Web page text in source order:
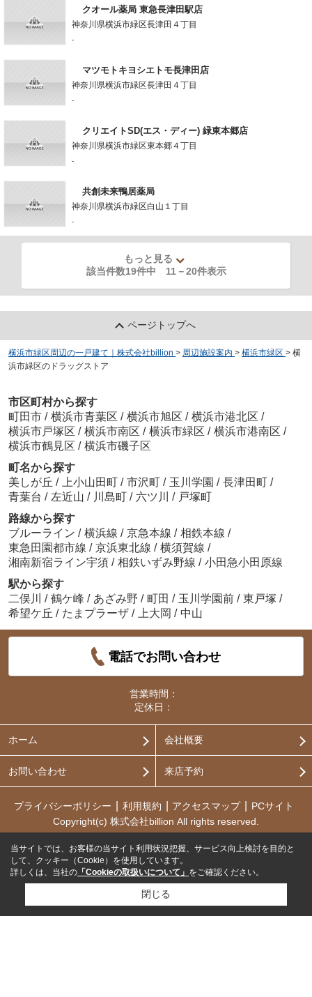
クオール薬局 東急長津田駅店
神奈川県横浜市緑区長津田４丁目
-
マツモトキヨシエトモ長津田店
神奈川県横浜市緑区長津田４丁目
-
クリエイトSD(エス・ディー) 緑東本郷店
神奈川県横浜市緑区東本郷４丁目
-
共創未来鴨居薬局
神奈川県横浜市緑区白山１丁目
-
もっと見る
該当件数19件中 11 －20件表示
ページトップへ
横浜市緑区周辺の一戸建て｜株式会社billion > 周辺施設案内 > 横浜市緑区 > 横
浜市緑区のドラッグストア
市区町村から探す
町田市 / 横浜市青葉区 / 横浜市旭区 / 横浜市港北区 /
横浜市戸塚区 / 横浜市南区 / 横浜市緑区 / 横浜市港南区 /
横浜市鶴見区 / 横浜市磯子区
町名から探す
美しが丘 / 上小山田町 / 市沢町 / 玉川学園 / 長津田町 /
青葉台 / 左近山 / 川島町 / 六ツ川 / 戸塚町
路線から探す
ブルーライン / 横浜線 / 京急本線 / 相鉄本線 /
東急田園都市線 / 京浜東北線 / 横須賀線 /
湘南新宿ライン宇須 / 相鉄いずみ野線 / 小田急小田原線
駅から探す
二俣川
/ 鶴ケ峰 / あざみ野 / 町田 / 玉川学園前 / 東戸塚 /
希望ケ丘 / たまプラーザ / 上大岡 / 中山
電話でお問い合わせ
営業時間：
定休日：
ホーム 会社概要
お問い合わせ 来店予約
プライバシーポリシー 利用規約 アクセスマップ
PCサイト
Copyright(c) 株式会社billion All rights reserved.
当サイトでは、お客様の当サイト利用状況把握、サービス向上検討を目的と
して、クッキー（Cookie）を使用しています。
詳しくは、当社の 「Cookieの取扱いについて」 をご確認ください。
閉じる